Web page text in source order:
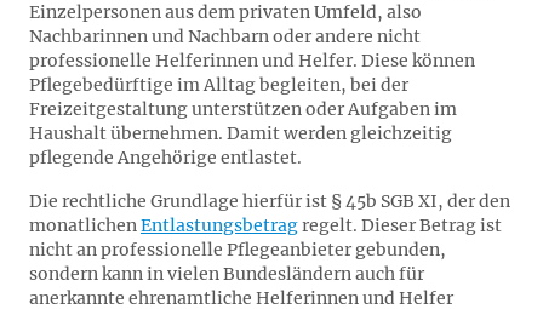
Einzelpersonen aus dem privaten Umfeld, also
Nachbarinnen und Nachbarn oder andere nicht
professionelle Helferinnen und Helfer. Diese können
Pflegebedürftige im Alltag begleiten, bei der
Freizeitgestaltung unterstützen oder Aufgaben im
Haushalt übernehmen. Damit werden gleichzeitig
pflegende Angehörige entlastet.
Die rechtliche Grundlage hierfür ist § 45b SGB XI, der den
monatlichenEntlastungsbetragregelt. Dieser Betrag ist
nicht an professionelle Pflegeanbieter gebunden,
sondern kann in vielen Bundesländern auch für
anerkannte ehrenamtliche Helferinnen und Helfer